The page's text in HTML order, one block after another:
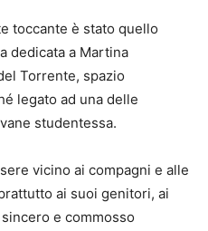
toccante è stato quello
dedicata a Martina
Torrente, spazio
legato ad una delle
studentessa.
vicino ai compagni e alle
ai suoi genitori, ai
e commosso